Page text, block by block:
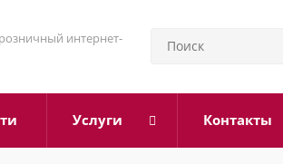
интернет-
Услуги Контакты